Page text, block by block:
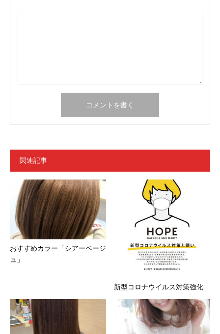
関連記事
おすすめカラー「シアーベージ
ュ」
新型コロナウイルス対策強化